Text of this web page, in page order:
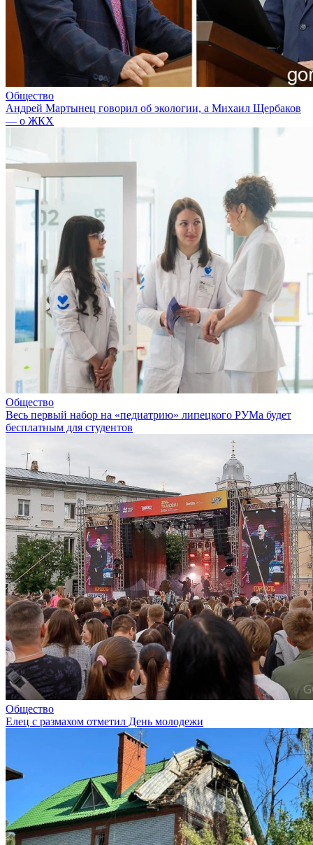
Общество
Андрей Мартынец говорил об экологии, а Михаил Щербаков
— о ЖКХ
Общество
Весь первый набор на «педиатрию» липецкого РУМа будет
бесплатным для студентов
Общество
Елец с размахом отметил День молодежи